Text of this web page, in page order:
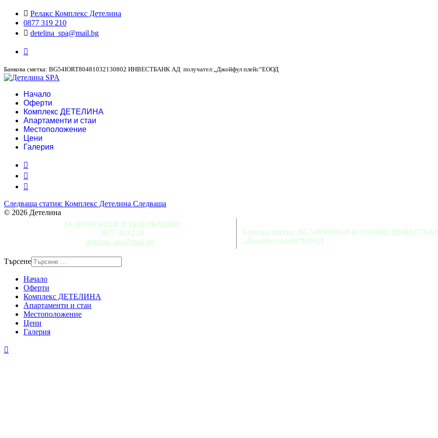
Релакс Комплекс Детелина
0877 319 210
detelina_spa@mail.bg
Банкова сметка: BG54IORT80481032130802 ИНВЕСТБАНК АД получател:„Джойфул плейс“ЕООД
Начало
Оферти
Комплекс ДЕТЕЛИНА
Апартаменти и стаи
Местоположение
Цени
Галерия
Следваща статия: Комплекс Детелина Следваща
© 2026 Детелина
ЗА КОНТАКТИ И РЕЗЕРВАЦИИ:
0877 319 210
detelina_spa@mail.bg
Банкова сметка: BG54IORT80481032130802
„Джойфул плейс“ЕООД
Търсене
Начало
Оферти
Комплекс ДЕТЕЛИНА
Апартаменти и стаи
Местоположение
Цени
Галерия